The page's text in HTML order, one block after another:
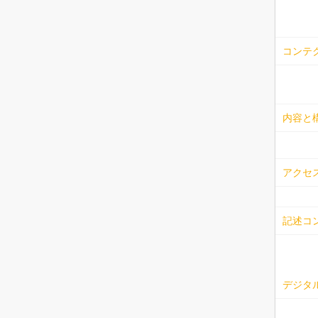
コンテ
内容と
アクセ
記述コ
デジタ